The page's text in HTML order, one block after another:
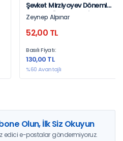
Şevket Mirziyoyev Dönemi
Türkiye-Özbekistan İlişkileri
(2016-2021)
Zeynep Alpınar
52,00 TL
Basılı Fiyatı:
130,00 TL
%60 Avantajlı
Olun, İlk Siz Okuyun
edici e-postalar göndermiyoruz.